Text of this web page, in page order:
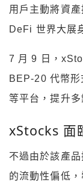
用戶主動將資
DeFi 世界大展
7 月 9 日，
BEP-20 代幣
等平台，提升多
xStocks 面
不過由於該產
的流動性偏低